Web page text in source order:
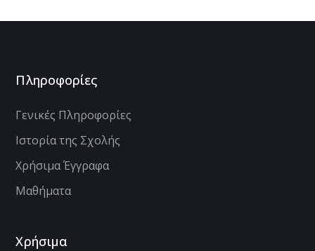
Πληροφορίες
Γενικές Πληροφορίες
Ιστορία της Σχολής
Χρήσιμα Έγγραφα
Μαθήματα
Χρήσιμα